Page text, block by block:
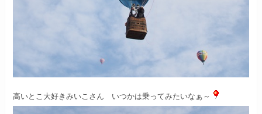
高いとこ大好きみいこさん いつかは乗ってみたいなぁ～